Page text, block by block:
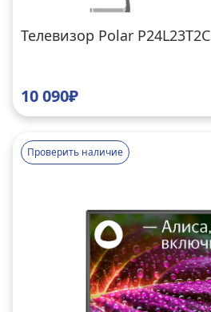
Телевизор Polar P24L23T2C
10 090₽
Проверить наличие